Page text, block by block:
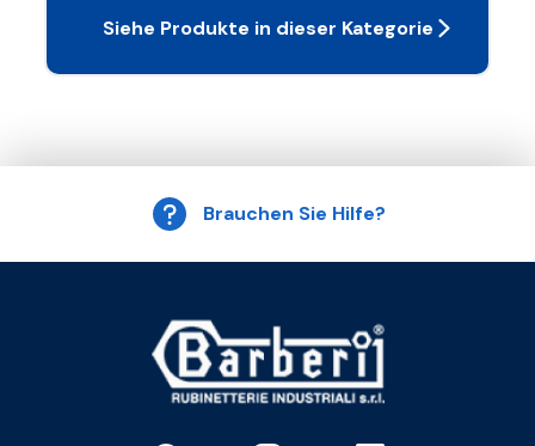
Siehe Produkte in dieser Kategorie
Brauchen Sie Hilfe?